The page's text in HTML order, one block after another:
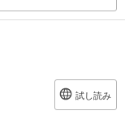
試し読み